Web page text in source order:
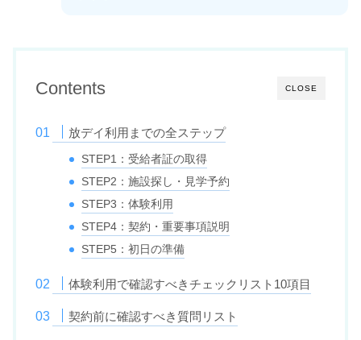
CLOSE
Contents
放デイ利用までの全ステップ
STEP1：受給者証の取得
STEP2：施設探し・見学予約
STEP3：体験利用
STEP4：契約・重要事項説明
STEP5：初日の準備
体験利用で確認すべきチェックリスト10項目
契約前に確認すべき質問リスト